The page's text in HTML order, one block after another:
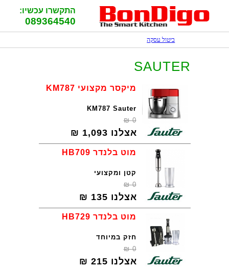
התקשרו עכשיו:
089364540
ביטול עסקה
SAUTER
מיקסר מקצועי KM787
KM787 Sauter
0
₪
אצלנו 1,093
₪
מוט בלנדר HB709
קטן ומקצועי
0
₪
אצלנו 135
₪
מוט בלנדר HB729
חזק במיוחד
0
₪
אצלנו 215
₪